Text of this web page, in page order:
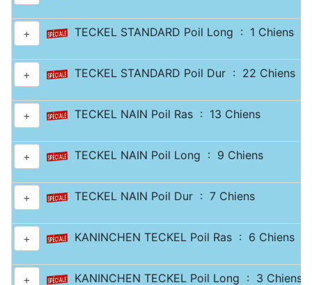
+ TECKEL STANDARD Poil Long : 1 Chiens
+ TECKEL STANDARD Poil Dur : 22 Chiens
+ TECKEL NAIN Poil Ras : 13 Chiens
+ TECKEL NAIN Poil Long : 9 Chiens
+ TECKEL NAIN Poil Dur : 7 Chiens
+ KANINCHEN TECKEL Poil Ras : 6 Chiens
+ KANINCHEN TECKEL Poil Long : 3 Chiens